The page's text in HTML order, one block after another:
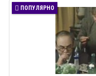
ПОПУЛЯРНО